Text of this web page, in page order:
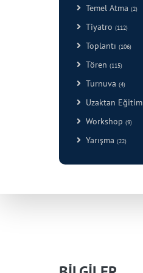
Temel Atma (2)
Tiyatro (112)
Toplantı (106)
Tören (115)
Turnuva (4)
Uzaktan Eğitim
Workshop (9)
Yarışma (22)